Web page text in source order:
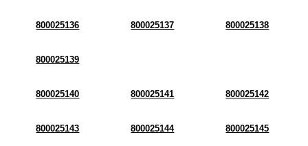
800025136 800025137 800025138
800025139
800025140 800025141 800025142
800025143 800025144 800025145